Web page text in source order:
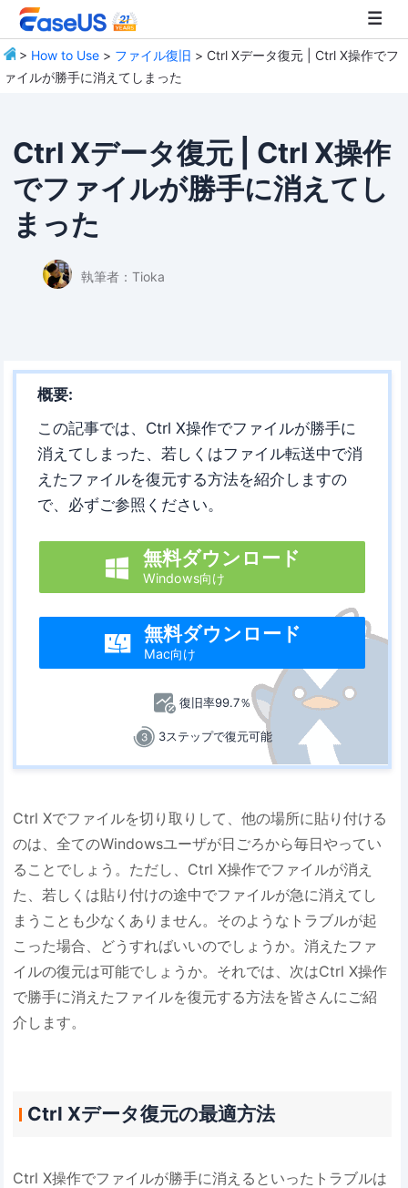
> How to Use > ファイル復旧 > Ctrl Xデータ復元 | Ctrl X操作でフ
ァイルが勝手に消えてしまった
Ctrl Xデータ復元 | Ctrl X操作
でファイルが勝手に消えてし
まった
執筆者： Tioka
概要:
この記事では、Ctrl X操作でファイルが勝手に
消えてしまった、若しくはファイル転送中で消
えたファイルを復元する方法を紹介しますの
で、必ずご参照ください。
 無料ダウンロード
Windows向け
 無料ダウンロード
Mac向け
復旧率99.7％
3ステップで復元可能
Ctrl Xでファイルを切り取りして、他の場所に貼り付ける
のは、全てのWindowsユーザが日ごろから毎日やってい
ることでしょう。ただし、Ctrl X操作でファイルが消え
た、若しくは貼り付けの途中でファイルが急に消えてし
まうことも少なくありません。そのようなトラブルが起
こった場合、どうすればいいのでしょうか。消えたファ
イルの復元は可能でしょうか。それでは、次はCtrl X操作
で勝手に消えたファイルを復元する方法を皆さんにご紹
介します。
Ctrl Xデータ復元の最適方法
Ctrl X操作でファイルが勝手に消えるといったトラブルは